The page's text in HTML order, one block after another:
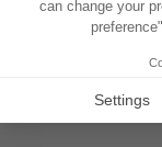
sistema
vehículo
la